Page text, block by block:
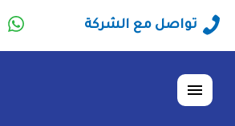
تواصل مع الشركة
القائمة